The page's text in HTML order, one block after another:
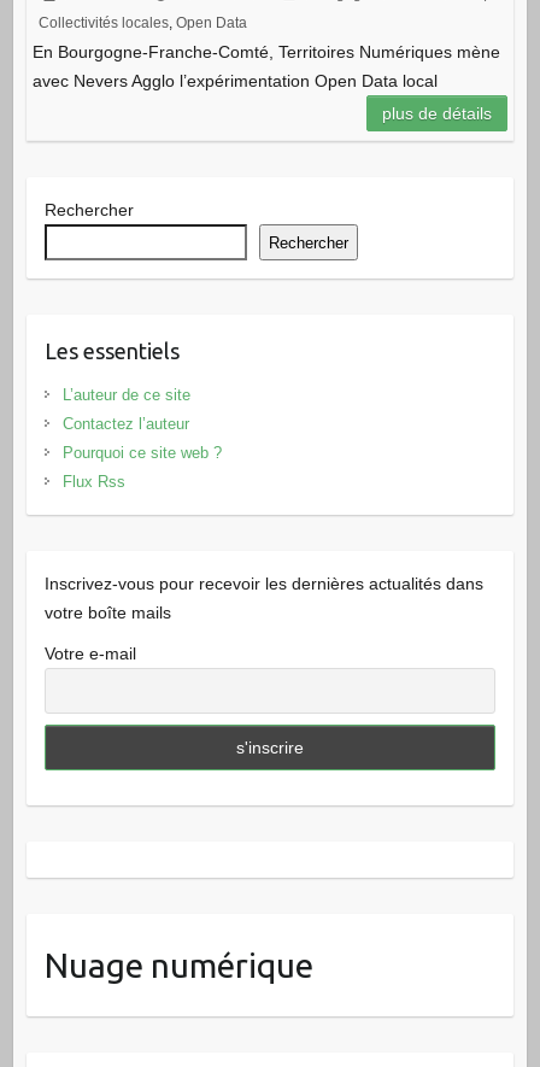
Collectivités locales, Open Data
En Bourgogne-Franche-Comté, Territoires Numériques mène
avec Nevers Agglo l’expérimentation Open Data local
plus de détails
Rechercher
Rechercher
Les essentiels
L’auteur de ce site
Contactez l’auteur
Pourquoi ce site web ?
Flux Rss
Inscrivez-vous pour recevoir les dernières actualités dans
votre boîte mails
Votre e-mail
Nuage numérique